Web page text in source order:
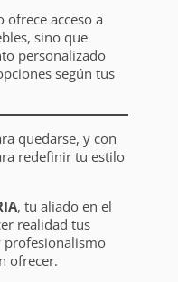
acceso a
sino que
personalizado
según tus
quedarse, y con
redefinir tu estilo
, tu aliado en el
realidad tus
profesionalismo
ofrecer.